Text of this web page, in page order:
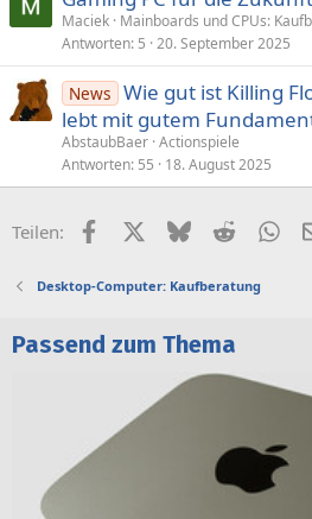
Maciek Mainboards und CPUs:
Antworten 5 20. September 2025
News Wie gut ist Killing
lebt mit gutem
AbstaubBaer Actionspiele
Antworten 55 18. August 2025
Teilen: FacebookX (Twitter)
BlueskyReddit
Desktop-Computer: Kaufberatung
Passend zum Thema